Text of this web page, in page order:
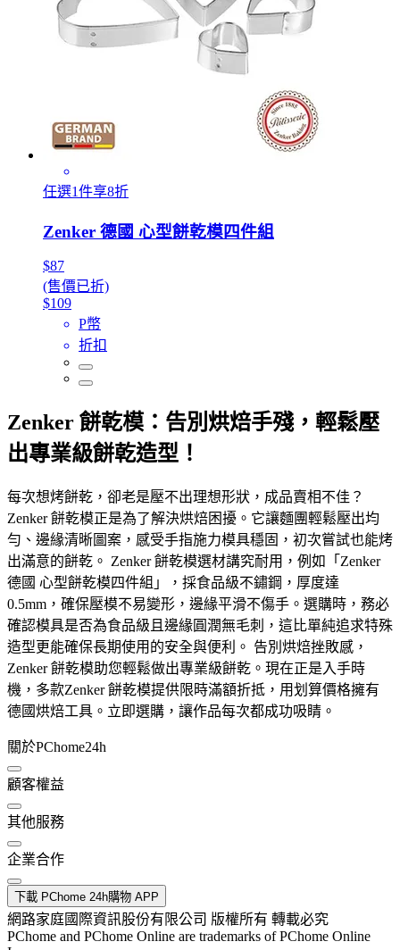
任選1件享8折
Zenker 德國 心型餅乾模四件組
$87
(售價已折)
$109
P幣
折扣
Zenker 餅乾模：告別烘焙手殘，輕鬆壓
出專業級餅乾造型！
每次想烤餅乾，卻老是壓不出理想形狀，成品賣相不佳？
Zenker 餅乾模正是為了解決烘焙困擾。它讓麵團輕鬆壓出均
勻、邊緣清晰圖案，感受手指施力模具穩固，初次嘗試也能烤
出滿意的餅乾。 Zenker 餅乾模選材講究耐用，例如「Zenker
德國 心型餅乾模四件組」，採食品級不鏽鋼，厚度達
0.5mm，確保壓模不易變形，邊緣平滑不傷手。選購時，務必
確認模具是否為食品級且邊緣圓潤無毛刺，這比單純追求特殊
造型更能確保長期使用的安全與便利。 告別烘焙挫敗感，
Zenker 餅乾模助您輕鬆做出專業級餅乾。現在正是入手時
機，多款Zenker 餅乾模提供限時滿額折抵，用划算價格擁有
德國烘焙工具。立即選購，讓作品每次都成功吸睛。
關於PChome24h
顧客權益
其他服務
企業合作
下載 PChome 24h購物 APP
網路家庭國際資訊股份有限公司 版權所有 轉載必究
PChome and PChome Online are trademarks of PChome Online